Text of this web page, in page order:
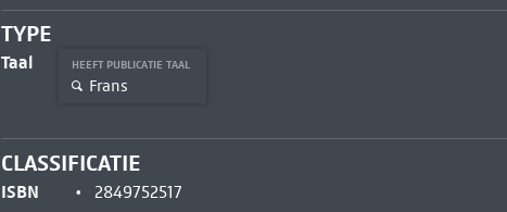
TYPE
Taal HEEFT PUBLICATIE TAAL
Frans
CLASSIFICATIE
ISBN
2849752517